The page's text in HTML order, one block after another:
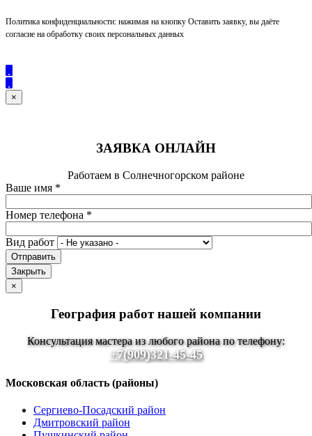
Политика конфиденциальности: нажимая на кнопку Оставить заявку, вы даёте
согласие на обработку своих персональных данных
×
ЗАЯВКА ОНЛАЙН
Работаем в Солнечногорском районе
Ваше имя *
Номер телефона *
Вид работ
Отправить
Закрыть
×
География работ нашей компании
Консультация мастера из любого района по телефону:
+7(909)321-45-45
Московская область (районы)
Сергиево-Посадский район
Дмитровский район